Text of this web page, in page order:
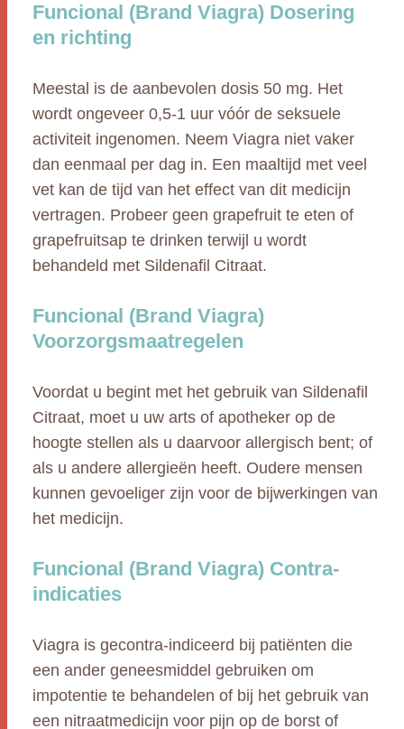
Funcional (Brand Viagra) Dosering
en richting
Meestal is de aanbevolen dosis 50 mg. Het
wordt ongeveer 0,5-1 uur vóór de seksuele
activiteit ingenomen. Neem Viagra niet vaker
dan eenmaal per dag in. Een maaltijd met veel
vet kan de tijd van het effect van dit medicijn
vertragen. Probeer geen grapefruit te eten of
grapefruitsap te drinken terwijl u wordt
behandeld met Sildenafil Citraat.
Funcional (Brand Viagra)
Voorzorgsmaatregelen
Voordat u begint met het gebruik van Sildenafil
Citraat, moet u uw arts of apotheker op de
hoogte stellen als u daarvoor allergisch bent; of
als u andere allergieën heeft. Oudere mensen
kunnen gevoeliger zijn voor de bijwerkingen van
het medicijn.
Funcional (Brand Viagra) Contra-
indicaties
Viagra is gecontra-indiceerd bij patiënten die
een ander geneesmiddel gebruiken om
impotentie te behandelen of bij het gebruik van
een nitraatmedicijn voor pijn op de borst of